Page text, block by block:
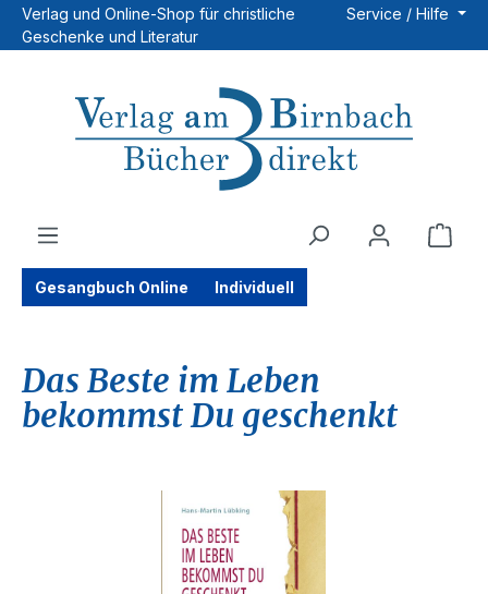
Zum Hauptinhalt springen
Verlag und Online-Shop für christliche
Geschenke und Literatur
Service / Hilfe
Gesangbuch Online Individuell
Das Beste im Leben
bekommst Du geschenkt